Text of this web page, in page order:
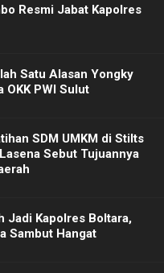
Resmi Jabat Kapolres
Satu Alasan Yongky
OKK PWI Sulut
SDM UMKM di Stilts
Sebut Tujuannya
Jadi Kapolres Boltara,
Sambut Hangat